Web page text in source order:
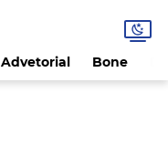
Advetorial Bone